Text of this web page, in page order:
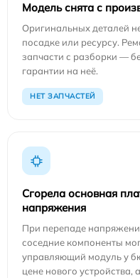
Модель снята с
Оригинальных деталей
посадке или ресурсу.
запчасти с разборки —
гарантии на неё.
НЕТ ЗАПЧАСТЕЙ
Сгорела основная
напряжения
При перепаде
соседние компоненты
управляющий модуль у
цене нового